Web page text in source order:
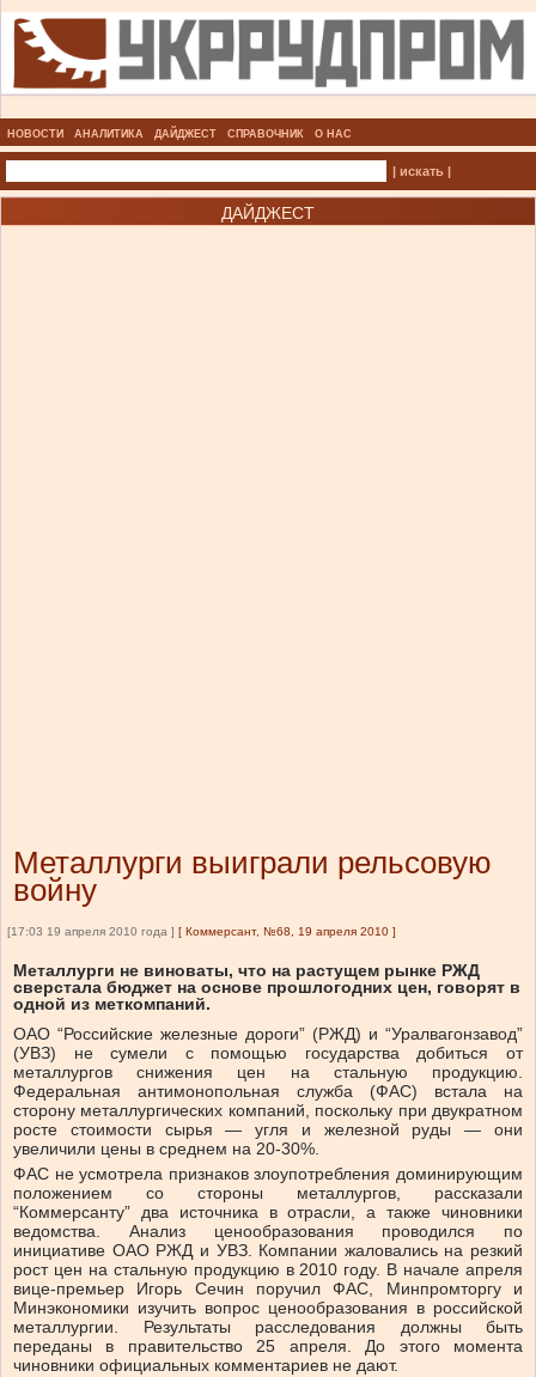
НОВОСТИ АНАЛИТИКА ДАЙДЖЕСТ СПРАВОЧНИК О НАС
| искать |
ДАЙДЖЕСТ
Металлурги выиграли рельсовую
войну
[17:03 19 апреля 2010 года ] [ Коммерсант, №68, 19 апреля 2010 ]
Металлурги не виноваты, что на растущем рынке РЖД
сверстала бюджет на основе прошлогодних цен, говорят в
одной из меткомпаний.
ОАО “Российские железные дороги” (РЖД) и “Уралвагонзавод”
(УВЗ) не сумели с помощью государства добиться от
металлургов снижения цен на стальную продукцию.
Федеральная антимонопольная служба (ФАС) встала на
сторону металлургических компаний, поскольку при двукратном
росте стоимости сырья — угля и железной руды — они
увеличили цены в среднем на 20-30%.
ФАС не усмотрела признаков злоупотребления доминирующим
положением со стороны металлургов, рассказали
“Коммерсанту” два источника в отрасли, а также чиновники
ведомства. Анализ ценообразования проводился по
инициативе ОАО РЖД и УВЗ. Компании жаловались на резкий
рост цен на стальную продукцию в 2010 году. В начале апреля
вице-премьер Игорь Сечин поручил ФАС, Минпромторгу и
Минэкономики изучить вопрос ценообразования в российской
металлургии. Результаты расследования должны быть
переданы в правительство 25 апреля. До этого момента
чиновники официальных комментариев не дают.